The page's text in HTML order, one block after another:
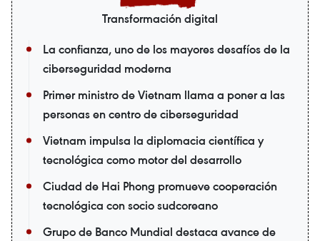
Transformación digital
La confianza, uno de los mayores desafíos de la
ciberseguridad moderna
Primer ministro de Vietnam llama a poner a las
personas en centro de ciberseguridad
Vietnam impulsa la diplomacia científica y
tecnológica como motor del desarrollo
Ciudad de Hai Phong promueve cooperación
tecnológica con socio sudcoreano
Grupo de Banco Mundial destaca avance de